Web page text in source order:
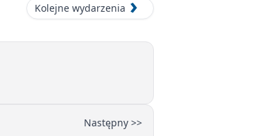
Kolejne wydarzenia
Następny >>